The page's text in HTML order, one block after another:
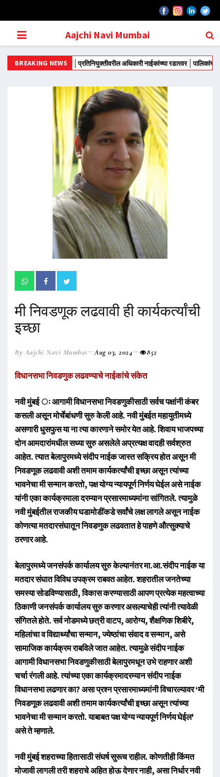
Aajchi Navi Mumbai
BREAKING NEWS
जोरदार चर्चा प्रतिनियुक्तीवरील अधिकारी नाईकांच्या रडारवर पालिकांच्या
मी निवडणूक लढवावी ही कार्यकर्त्यांची
इच्छा
By Aajchi Navi Mumbai Aug 03, 2024 852
विधानसभा निवडणुक लढवण्याचे नाईकांचे संकेत
नवी मुंबई ः आगामी विधानसभा निवडणुकीसाठी सर्वच पक्षांनी कंबर
कसली असून मोर्चेबांधणी सुरु केली आहे. नवी मुंबईत महायुतीमध्ये
असणारी धुसफुस या ना त्या कारणाने समोर येत आहे. शिवाय भाजपच्या
दोन आमदारांमधील सध्या सुरु असलेले अप्रत्यक्ष वादही सर्वश्रुत
आहेत. त्यात बेलापुरमध्ये संदीप नाईक जास्त सक्रिय होत असून मी
निवडणूक लढवावी अशी तमाम कार्यकर्त्यांची इच्छा असून त्यांच्या
भावनेचा मी सन्मान करतो, पक्ष योग्य न्यायपूर्ण निर्णय घेईल असे नाईक
यांनी एका कार्यक्रमाला दरम्यान प्रसारमाध्यमांना सांगितले. त्यामुळे
नवी मुंबईतील राजकीय घडामोडींकडे सर्वांचे लक्ष लागले असून नाईक
कोणत्या मतदारसंघातून निवडणुक लढवतात हे पाहणे औत्सुक्याचे
ठरणार आहे.
बेलापुरमध्ये जनसंपर्क कार्यालय सुरु केल्यानंतर मा.आ.संदीप नाईक या
मतदार संघात विविध उपक्रम राबवत आहेत. शहरातील जनतेच्या
समस्या सोडविण्यासाठी, विकास करण्यासाठी आपण प्रत्येक महत्वाच्या
ठिकाणी जनसंपर्क कार्यालय सुरु करणार असल्याचेही त्यांनी त्यावेळी
संगितले होते. सर्व नोडमध्ये छत्री वाटप, आरोग्य, शैक्षणिक शिबीरे,
महिलांचा व विद्यार्थ्यांचा सन्मान, ज्येष्ठांचा संवाद व सन्मान, असे
सामाजिक कार्यक्रम राबविले जात आहेत. त्यामुळे संदीप नाईक
आगामी विधानसभा निवडणुकीसाठी बेलापुरमधून उभे राहणार अशी
चर्चा रंगली आहे. त्यांच्या एका कार्यक्रमादरम्यान संदीप नाईक
विधानसभा लढणार का? असा प्रश्न प्रसारमाध्यमांनी विचारल्यावर ‘मी
निवडणूक लढवावी अशी तमाम कार्यकर्त्यांची इच्छा असून त्यांच्या
भावनेचा मी सन्मान करतो. याबाबत पक्ष योग्य न्यायपूर्ण निर्णय घेईल'
असे ते म्हणाले.
नवी मुंबई शहराच्या हितासाठी संघर्ष सुरूच राहील. कोणतीही किंमत
मोजावी लागली तरी शहराचे अहित होऊ देणार नाही, असा निर्धार नवी